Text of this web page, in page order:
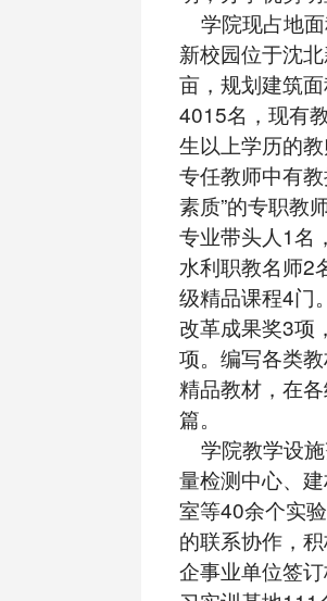
学院现占地
新校园位于沈
亩，规划建筑
4015名，现有
生以上学历的
专任教师中有
素质”的专职教
专业带头人1名
水利职教名师2
级精品课程4门
改革成果奖3项
项。编写各类
精品教材，在
篇。
学院教学设
量检测中心、
室等40余个实
的联系协作，
企事业单位签